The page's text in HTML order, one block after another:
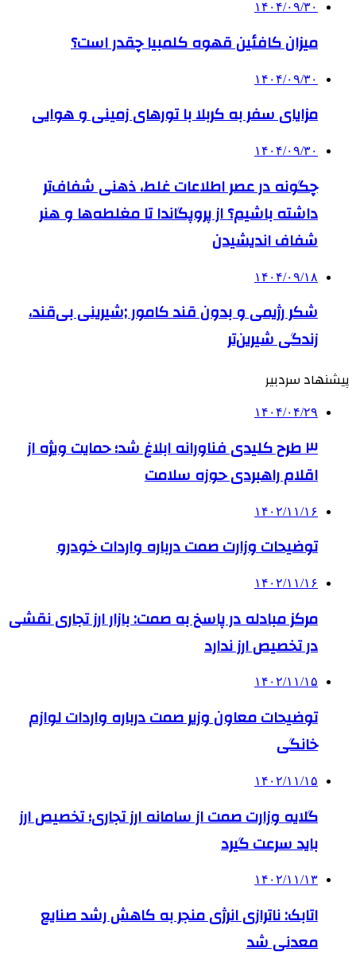
۱۴۰۴/۰۹/۳۰
میزان کافئین قهوه کلمبیا چقدر است؟
۱۴۰۴/۰۹/۳۰
مزایای سفر به کربلا با تورهای زمینی و هوایی
۱۴۰۴/۰۹/۳۰
چگونه در عصر اطلاعات غلط، ذهنی شفاف‌تر
داشته باشیم؟ از پروپگاندا تا مغلطه‌ها و هنر
شفاف اندیشیدن
۱۴۰۴/۰۹/۱۸
شکر رژیمی و بدون قند کامور ;شیرینی بی‌قند،
زندگی شیرین‌تر
پیشنهاد سردبیر
۱۴۰۴/۰۴/۲۹
۳ طرح کلیدی فناورانه ابلاغ شد؛ حمایت ویژه از
اقلام راهبردی حوزه سلامت
۱۴۰۲/۱۱/۱۶
توضیحات وزارت صمت درباره واردات خودرو
۱۴۰۲/۱۱/۱۶
مرکز مبادله در پاسخ به صمت: بازار ارز تجاری نقشی
در تخصیص ارز ندارد
۱۴۰۲/۱۱/۱۵
توضیحات معاون وزیر صمت درباره واردات لوازم
خانگی
۱۴۰۲/۱۱/۱۵
گلایه وزارت صمت از سامانه ارز تجاری؛ تخصیص ارز
باید سرعت گیرد
۱۴۰۲/۱۱/۱۳
اتابک: ناترازی انرژی منجر به کاهش رشد صنایع
معدنی شد